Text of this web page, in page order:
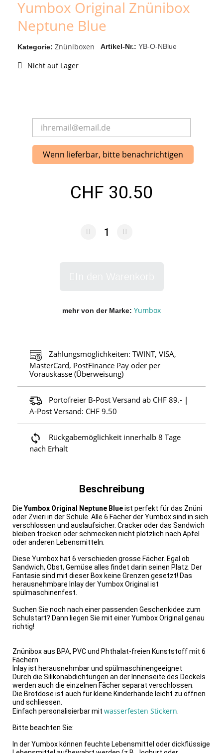
Yumbox Original Znünibox
Neptune Blue
Kategorie Znüniboxen Artikel-Nr. YB-O-NBlue
Nicht auf Lager
Wenn lieferbar, bitte benachrichtigen
CHF 30.50
mehr von der Marke Yumbox
Zahlungsmöglichkeiten: TWINT, VISA,
MasterCard, PostFinance Pay oder per
Vorauskasse (Überweisung)
Portofreier B-Post Versand ab CHF 89.- |
A-Post Versand: CHF 9.50
Rückgabemöglichkeit innerhalb 8 Tage
nach Erhalt
Beschreibung
Die Yumbox Original Neptune Blueist perfekt für das Znüni
oder Zvieri in der Schule. Alle 6 Fächer der Yumbox sind in sich
verschlossen und auslaufsicher. Cracker oder das Sandwich
bleiben trocken oder schmecken nicht plötzlich nach Apfel
oder anderen Lebensmitteln.
Diese Yumbox hat 6 verschieden grosse Fächer. Egal ob
Sandwich, Obst, Gemüse alles findet darin seinen Platz. Der
Fantasie sind mit dieser Box keine Grenzen gesetzt! Das
herausnehmbare Inlay der Yumbox Original ist
spülmaschinenfest.
Suchen Sie noch nach einer passenden Geschenkidee zum
Schulstart? Dann liegen Sie mit einer Yumbox Original genau
richtig!
Znünibox aus BPA, PVC und Phthalat-freien Kunststoff mit 6
Fächern
Inlay ist herausnehmbar und spülmaschinengeeignet
Durch die Silikonabdichtungen an der Innenseite des Deckels
werden auch die einzelnen Fächer separat verschlossen.
Die Brotdose ist auch für kleine Kinderhände leicht zu öffnen
und schliessen.
Einfach personalisierbar mit wasserfesten Stickern
Bitte beachten Sie:
In der Yumbox können feuchte Lebensmittel oder dickflüssige